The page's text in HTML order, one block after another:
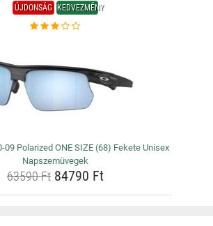
ÚJDONSÁG KEDVEZMÉNY
09 Polarized ONE SIZE (68) Fekete Unisex
Napszemüvegek
63590 Ft84790 Ft